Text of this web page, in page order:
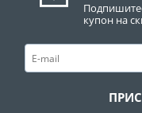
купон на